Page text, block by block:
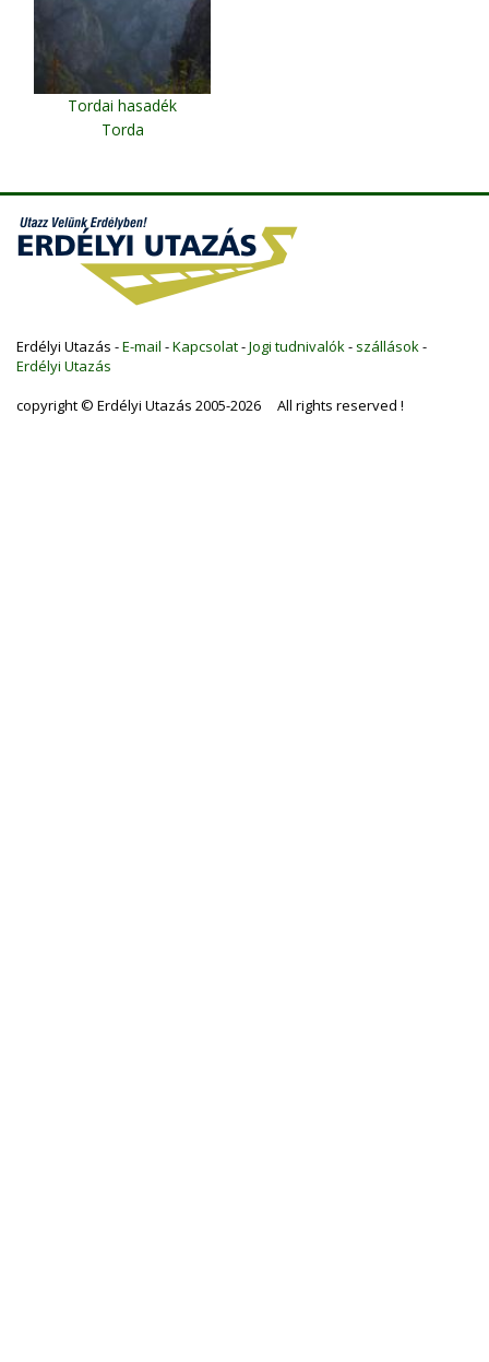
Tordai hasadék
Torda
Erdélyi Utazás -E-mail -Kapcsolat-Jogi tudnivalók - szállások -
Erdélyi Utazás
copyright © Erdélyi Utazás 2005-2026 All rights reserved !